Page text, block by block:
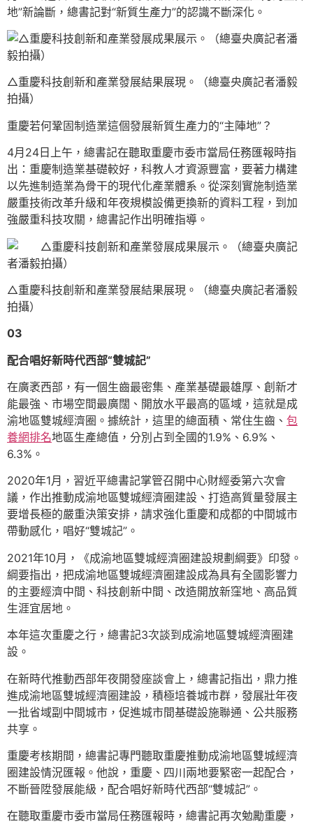
地”新論斷，總書記對“新質生產力”的認識不斷深化。
△重慶科技創新和產業發展結果展現。（總臺央廣記者潘毅
拍攝）
重慶若何鞏固制造業這個發展新質生產力的“主陣地”？
4月24日上午，總書記在聽取重慶市委市當局任務匯報時指
出：重慶制造業基礎較好，科教人才資源豐富，要著力構建
以先進制造業為骨干的現代化產業體系。從深刻實施制造業
嚴重技術改革升級和年夜規模設備更換新的資料工程，到加
強嚴重科技攻關，總書記作出明確指導。
△重慶科技創新和產業發展結果展現。（總臺央廣記者潘毅
拍攝）
03
配合唱好新時代西部“雙城記”
在廣袤西部，有一個生齒最密集、產業基礎最雄厚、創新才
能最強、市場空間最廣闊、開放水平最高的區域，這就是成
渝地區雙城經濟圈。據統計，這里的總面積、常住生齒、 包
養網排名地區生產總值，分別占到全國的1.9%、6.9%、
6.3%。
2020年1月，習近平總書記掌管召開中心財經委第六次會
議，作出推動成渝地區雙城經濟圈建設、打造高質量發展主
要增長極的嚴重決策安排，請求強化重慶和成都的中間城市
帶動感化，唱好“雙城記”。
2021年10月，《成渝地區雙城經濟圈建設規劃綱要》印發。
綱要指出，把成渝地區雙城經濟圈建設成為具有全國影響力
的主要經濟中間、科技創新中間、改造開放新窪地、高品質
生涯宜居地。
本年這次重慶之行，總書記3次談到成渝地區雙城經濟圈建
設。
在新時代推動西部年夜開發座談會上，總書記指出，鼎力推
進成渝地區雙城經濟圈建設，積極培養城市群，發展壯年夜
一批省域副中間城市，促進城市間基礎設施聯通、公共服務
共享。
重慶考核期間，總書記專門聽取重慶推動成渝地區雙城經濟
圈建設情況匯報。他說，重慶、四川兩地要緊密一起配合，
不斷晉陞發展能級，配合唱好新時代西部“雙城記”。
在聽取重慶市委市當局任務匯報時，總書記再次勉勵重慶，